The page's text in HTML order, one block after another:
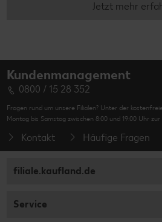
Jetzt mehr
Kundenmanagement
0800 / 15 28 352
Fragen rund um unsere Filialen? Unter der
Montag bis Samstag zwischen 8:00 und 19:00 Uhr
Kontakt Häufige Fragen
filiale.kaufland.de
Service